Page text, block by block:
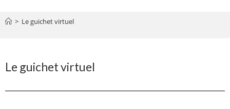
> Le guichet virtuel
Le guichet virtuel